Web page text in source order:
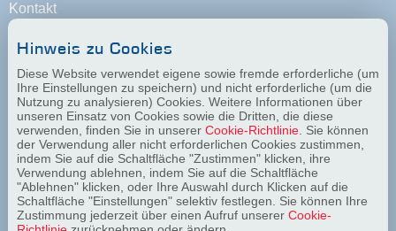
Kontakt
kontakt@haema.de
Informationen
Hinweis zu Cookies
Diese Website verwendet eigene sowie fremde erforderliche (um
Ihre Einstellungen zu speichern) und nicht erforderliche (um die
Nutzung zu analysieren) Cookies. Weitere Informationen über
unseren Einsatz von Cookies sowie die Dritten, die diese
verwenden, finden Sie in unserer Cookie-Richtlinie. Sie können
der Verwendung aller nicht erforderlichen Cookies zustimmen,
indem Sie auf die Schaltfläche "Zustimmen" klicken, ihre
Verwendung ablehnen, indem Sie auf die Schaltfläche
"Ablehnen" klicken, oder Ihre Auswahl durch Klicken auf die
Schaltfläche "Einstellungen" selektiv festlegen. Sie können Ihre
Zustimmung jederzeit über einen Aufruf unserer Cookie-